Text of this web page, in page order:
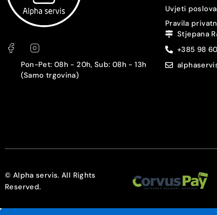
Dijeljeni SIM slot
GPS
Čitač otiska prstiju
Pon-Pet: 08h - 20h, Sub: 08h - 13h
(Samo trgovina)
Uvjeti
Pravila
Stjepana
+385 98
© Alpha servis. All Rights
Reserved.